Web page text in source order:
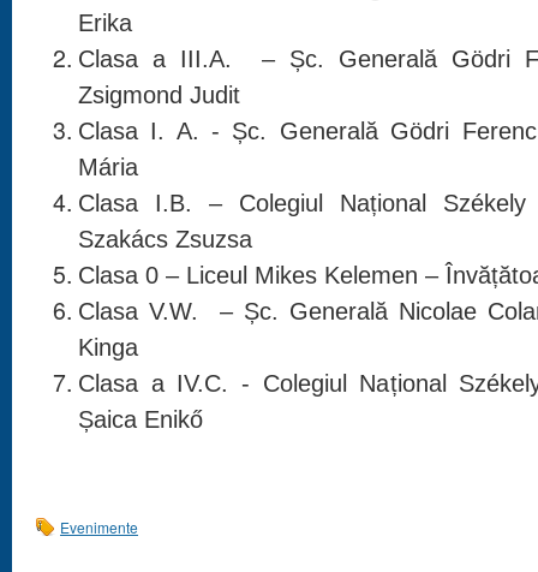
Erika
Clasa a III.A. – Șc. Generală Gödri
Zsigmond Judit
Clasa I. A. - Șc. Generală Gödri
Mária
Clasa I.B. – Colegiul Național
Szakács Zsuzsa
Clasa 0 – Liceul Mikes Kelemen –
Clasa V.W. – Șc. Generală Nicolae
Kinga
Clasa a IV.C. - Colegiul Național
Șaica Enikő
Evenimente